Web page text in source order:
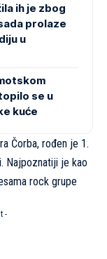
ih je zbog
prolaze
u
se u
kuće
Čorba, rođen je 1.
Najpoznatiji je kao
rock grupe
-